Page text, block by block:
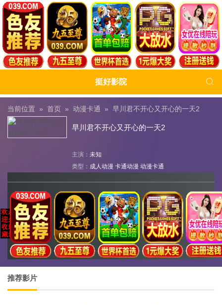
挺好影院 
当前位置 » 首页 » 动漫卡通 » 早川君不开心又开心的一天2
早川君不开心又开心的一天2
主演： 未知
类型： 成人动漫 卡通动漫 动漫卡通
推荐影片